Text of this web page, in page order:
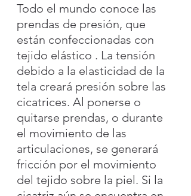
Todo el mundo conoce las
prendas de presión, que
están confeccionadas con
tejido elástico . La tensión
debido a la elasticidad de la
tela creará presión sobre las
cicatrices. Al ponerse o
quitarse prendas, o durante
el movimiento de las
articulaciones, se generará
fricción por el movimiento
del tejido sobre la piel. Si la